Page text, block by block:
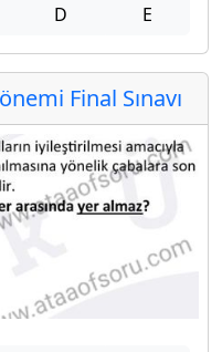
D E
Final Sınavı